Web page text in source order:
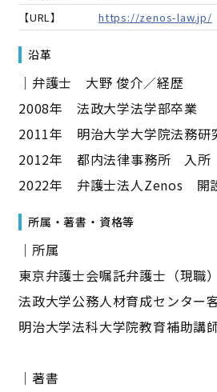
【URL】
https://zenos-law.jp/
沿革
｜弁護士 大野 俊介／経歴
2008年 法政大学法学部卒業
2011年 明治大学大学院法務研
2012年 都内法律事務所 入所
2022年 弁護士法人Zenos 開
所属・著書・資格等
｜所属
東京弁護士会嘱託弁護士（現職）
法政大学公務人材育成センター
明治大学法科大学院教育補助講
｜著書